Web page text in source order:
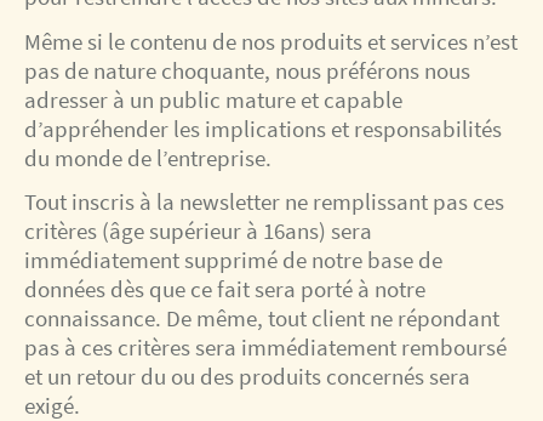
Même si le contenu de nos produits et services n’est
pas de nature choquante, nous préférons nous
adresser à un public mature et capable
d’appréhender les implications et responsabilités
du monde de l’entreprise.
Tout inscris à la newsletter ne remplissant pas ces
critères (âge supérieur à 16ans) sera
immédiatement supprimé de notre base de
données dès que ce fait sera porté à notre
connaissance. De même, tout client ne répondant
pas à ces critères sera immédiatement remboursé
et un retour du ou des produits concernés sera
exigé.